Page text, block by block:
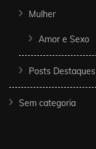
Mulher
Amor e Sexo
Posts Destaques
Sem categoria